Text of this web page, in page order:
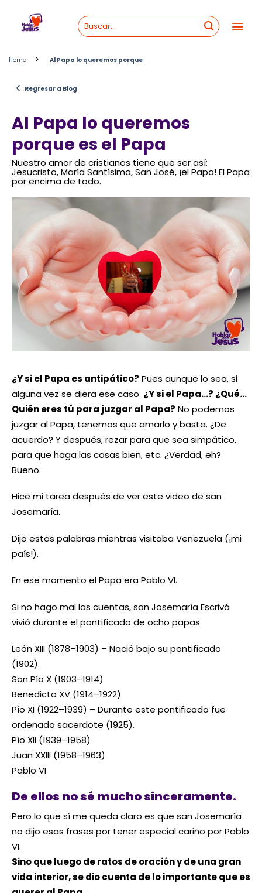
content
Home > Al Papa lo queremos porque
< Regresar a Blog
Al Papa lo queremos
porque es el Papa
Nuestro amor de cristianos tiene que ser así:
Jesucristo, María Santísima, San José, ¡el Papa! El Papa
por encima de todo.
¿Y si el Papa es antipático? Pues aunque lo sea, si
alguna vez se diera ese caso. ¿Y si el Papa…? ¿Qué…
Quién eres tú para juzgar al Papa? No podemos
juzgar al Papa, tenemos que amarlo y basta. ¿De
acuerdo? Y después, rezar para que sea simpático,
para que haga las cosas bien, etc. ¿Verdad, eh?
Bueno.
Hice mi tarea después de ver este video de san
Josemaría.
Dijo estas palabras mientras visitaba Venezuela (¡mi
país!).
En ese momento el Papa era Pablo VI.
Si no hago mal las cuentas, san Josemaría Escrivá
vivió durante el pontificado de ocho papas.
León XIII (1878–1903) – Nació bajo su pontificado
(1902).
San Pío X (1903–1914)
Benedicto XV (1914–1922)
Pío XI (1922–1939) – Durante este pontificado fue
ordenado sacerdote (1925).
Pío XII (1939–1958)
Juan XXIII (1958–1963)
Pablo VI
De ellos no sé mucho sinceramente.
Pero lo que sí me queda claro es que san Josemaría
no dijo esas frases por tener especial cariño por Pablo
VI.
Sino que luego de ratos de oración y de una gran
vida interior, se dio cuenta de lo importante que es